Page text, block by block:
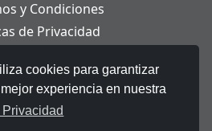
cookies para garantizar
experiencia en nuestra
y Condiciones
de Privacidad
Legal
de Datos Personales